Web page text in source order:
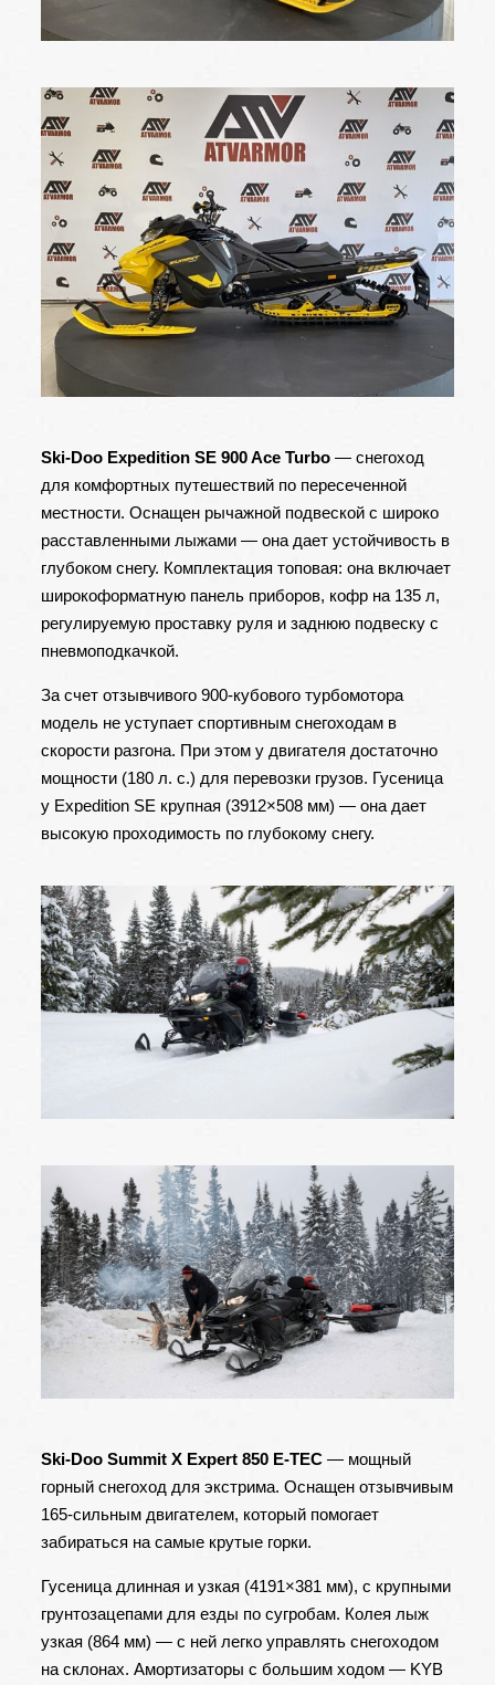
Ski-Doo Expedition SE 900 Ace Turbo— снегоход
для комфортных путешествий по пересеченной
местности. Оснащен рычажной подвеской с широко
расставленными лыжами — она дает устойчивость в
глубоком снегу. Комплектация топовая: она включает
широкоформатную панель приборов, кофр на 135 л,
регулируемую проставку руля и заднюю подвеску с
пневмоподкачкой.
За счет отзывчивого 900-кубового турбомотора
модель не уступает спортивным снегоходам в
скорости разгона. При этом у двигателя достаточно
мощности (180 л. с.) для перевозки грузов. Гусеница
у Expedition SE крупная (3912×508 мм) — она дает
высокую проходимость по глубокому снегу.
Ski-Doo Summit X Expert 850 E-TEC— мощный
горный снегоход для экстрима. Оснащен отзывчивым
165-сильным двигателем, который помогает
забираться на самые крутые горки.
Гусеница длинная и узкая (4191×381 мм), с крупными
грунтозацепами для езды по сугробам. Колея лыж
узкая (864 мм) — с ней легко управлять снегоходом
на склонах. Амортизаторы с большим ходом — KYB